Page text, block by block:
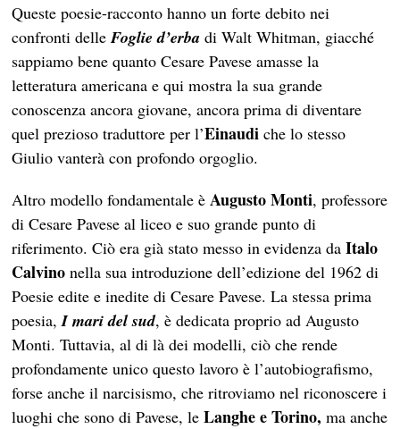
Queste poesie-racconto hanno un forte debito nei
confronti delleFoglie d’erba di Walt Whitman, giacché
sappiamo bene quanto Cesare Pavese amasse la
letteratura americana e qui mostra la sua grande
conoscenza ancora giovane, ancora prima di diventare
quel prezioso traduttore per l’Einaudi che lo stesso
Giulio vanterà con profondo orgoglio.
Altro modello fondamentale èAugusto Monti, professore
di Cesare Pavese al liceo e suo grande punto di
riferimento. Ciò era già stato messo in evidenza daItalo
Calvinonella sua introduzione dell’edizione del 1962 di
Poesie edite e inedite di Cesare Pavese. La stessa prima
poesia,I mari del sud, è dedicata proprio ad Augusto
Monti. Tuttavia, al di là dei modelli, ciò che rende
profondamente unico questo lavoro è l’autobiografismo,
forse anche il narcisismo, che ritroviamo nel riconoscere i
luoghi che sono di Pavese, leLanghe e Torino, ma anche